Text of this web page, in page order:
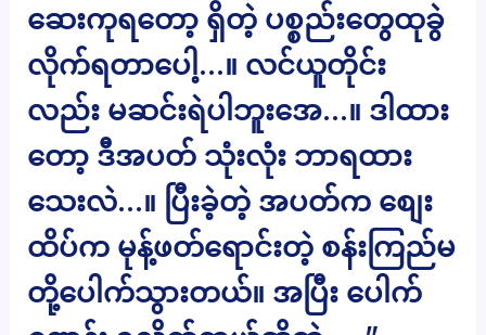
ဆေးကုရတော့ ရှိတဲ့ ပစ္စည်းတွေထုခွဲ
လိုက်ရတာပေါ့…။ လင်ယူတိုင်း
လည်း မဆင်းရဲပါဘူးအေ…။ ဒါထား
တော့ ဒီအပတ် သုံးလုံး ဘာရထား
သေးလဲ…။ ပြီးခဲ့တဲ့ အပတ်က စျေး
ထိပ်က မုန့်ဖတ်ရောင်းတဲ့ စန်းကြည်မ
တို့ပေါက်သွားတယ်။ အပြီး ပေါက်